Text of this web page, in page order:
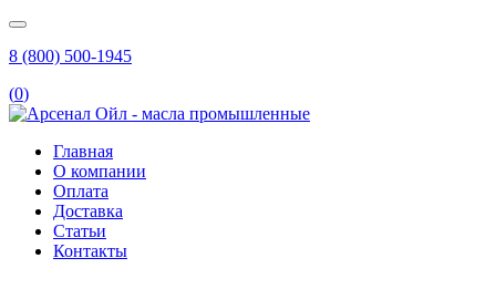
8 (800) 500-1945
(0)
Главная
О компании
Оплата
Доставка
Статьи
Контакты